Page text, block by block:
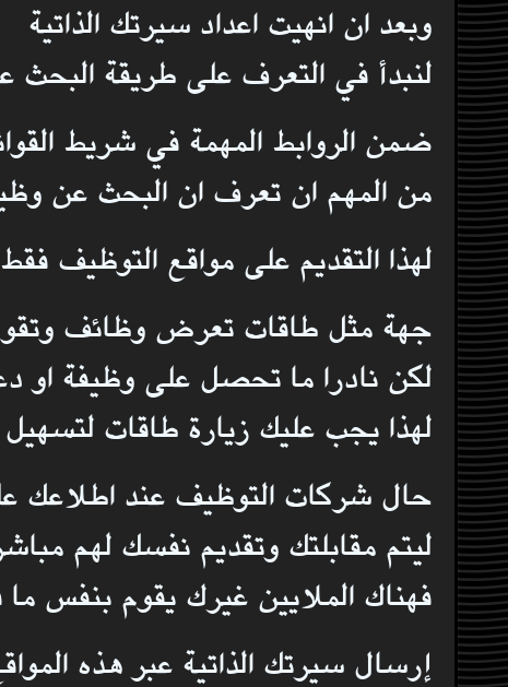
وبعد ان انهيت اعداد سيرتك الذاتية
لنبدأ في التعرف على طريقة البحث
ضمن الروابط المهمة في شريط
من المهم ان تعرف ان البحث عن
لهذا التقديم على مواقع التوظيف
جهة مثل طاقات تعرض وظائف
لكن نادرا ما تحصل على وظيفة او
لهذا يجب عليك زيارة طاقات
حال شركات التوظيف عند اطلاعك
ليتم مقابلتك وتقديم نفسك لهم
فهناك الملايين غيرك يقوم بنفس
إرسال سيرتك الذاتية عبر هذه